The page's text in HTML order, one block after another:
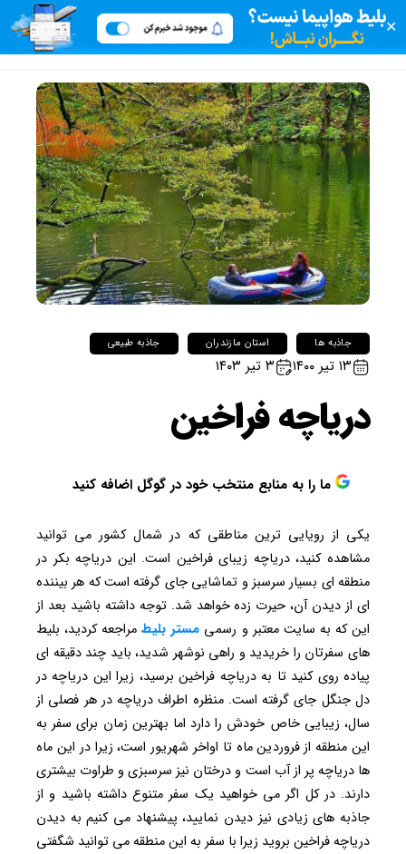
✕
جاذبه ها استان مازندران جاذبه طبیعی
۱۳ تیر ۱۴۰۰ ۳ تیر ۱۴۰۳
دریاچه فراخین
ما را به منابع منتخب خود در گوگل اضافه کنید
یکی از رویایی ترین مناطقی که در شمال کشور می توانید
مشاهده کنید، دریاچه زیبای فراخین است. این دریاچه بکر در
منطقه‌ ای بسیار سرسبز و تماشایی جای گرفته است که هر بیننده
ای از دیدن آن، حیرت زده خواهد شد. توجه داشته باشید بعد از
این که به سایت معتبر و رسمی مستر بلیطمراجعه کردید، بلیط
های سفرتان را خریدید و راهی نوشهر شدید، باید چند دقیقه ای
پیاده روی کنید تا به دریاچه فراخین برسید، زیرا این دریاچه در
دل جنگل جای گرفته است. منظره اطراف دریاچه در هر فصلی از
سال، زیبایی خاص خودش را دارد اما بهترین زمان برای سفر به
این منطقه از فروردین ماه تا اواخر شهریور است، زیرا در این ماه
ها دریاچه پر از آب است و درختان نیز سرسبزی و طراوت بیشتری
دارند. در کل اگر می خواهید یک سفر متنوع داشته باشید و از
جاذبه های زیادی نیز دیدن نمایید، پیشنهاد می کنیم به دیدن
دریاچه فراخین بروید زیرا با سفر به این منطقه می توانید شگفتی